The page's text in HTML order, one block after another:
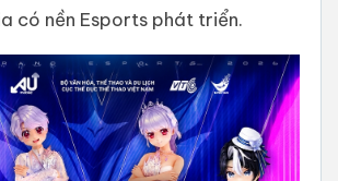
có nền Esports phát triển.